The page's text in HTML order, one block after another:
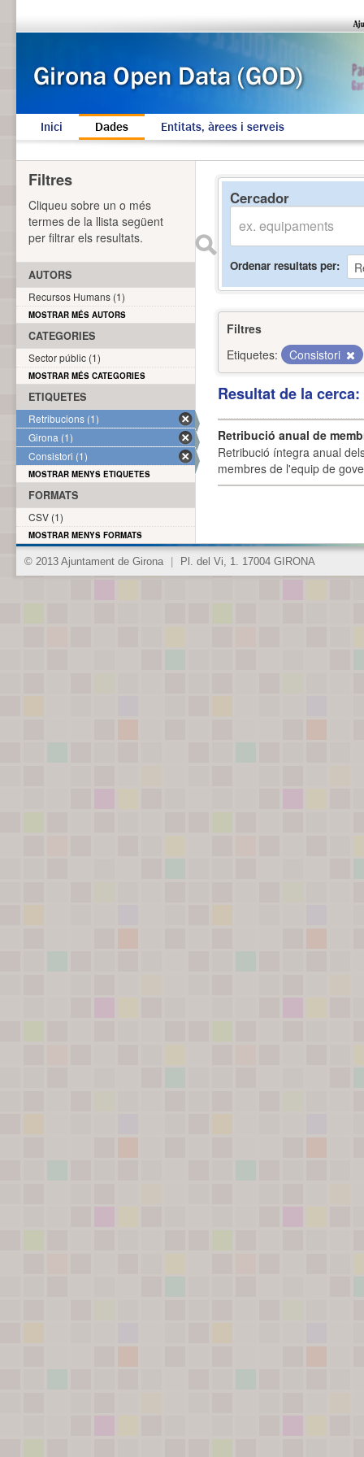
Inici Dades Entitats, àrees i serveis
Cercador
Ordenar resultats per
Filtres
Etiquetes:
Consistori
Resultat de la
Retribució anual de
Retribució íntegra anual
membres de l'equip de
Filtres
Cliqueu sobre un o més
termes de la llista següent
per filtrar els resultats.
AUTORS
Recursos Humans (1)
MOSTRAR MÉS AUTORS
CATEGORIES
Sector públic (1)
MOSTRAR MÉS CATEGORIES
ETIQUETES
Retribucions (1)
Girona (1)
Consistori (1)
MOSTRAR MENYS ETIQUETES
FORMATS
CSV (1)
MOSTRAR MENYS FORMATS
© 2013 Ajuntament de Girona Pl. del Vi, 1. 17004 GIRONA